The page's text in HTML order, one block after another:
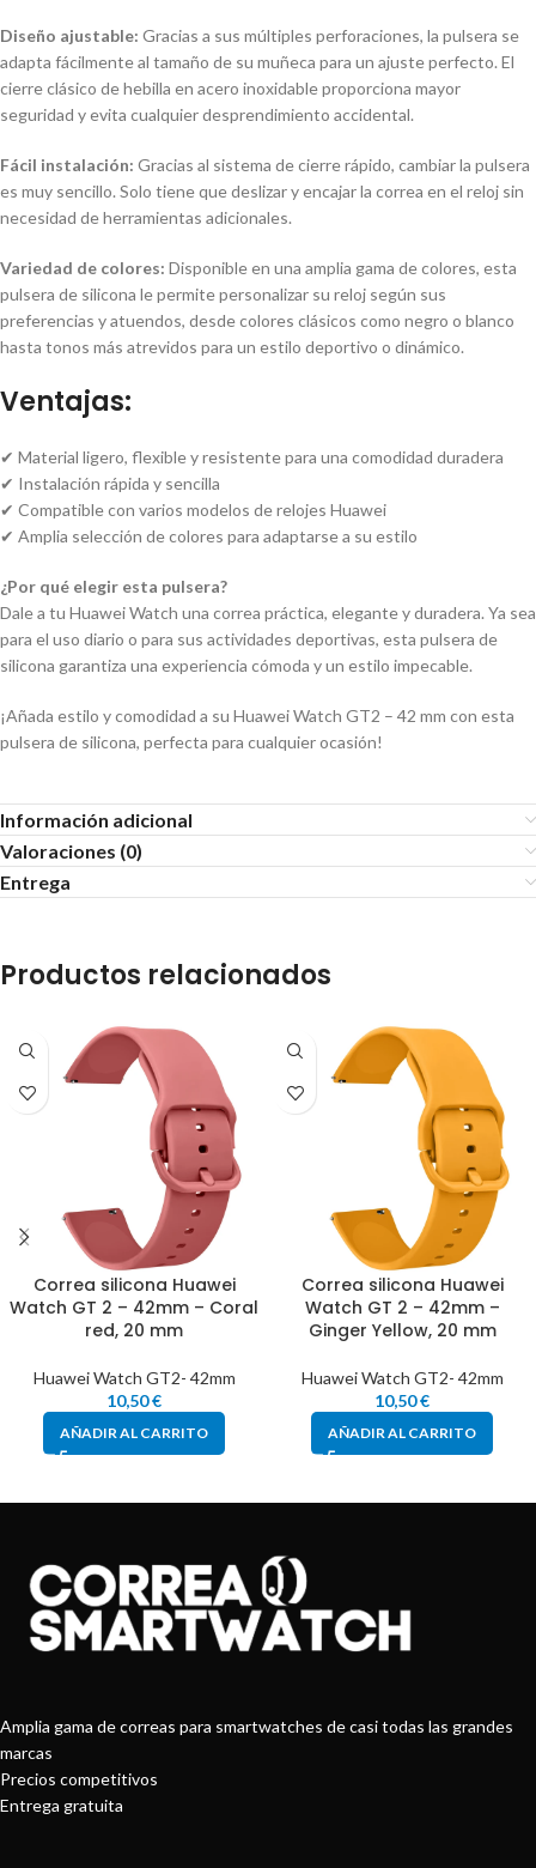
Diseño ajustable: Gracias a sus múltiples perforaciones, la pulsera se
adapta fácilmente al tamaño de su muñeca para un ajuste perfecto. El
cierre clásico de hebilla en acero inoxidable proporciona mayor
seguridad y evita cualquier desprendimiento accidental.
Fácil instalación: Gracias al sistema de cierre rápido, cambiar la pulsera
es muy sencillo. Solo tiene que deslizar y encajar la correa en el reloj sin
necesidad de herramientas adicionales.
Variedad de colores: Disponible en una amplia gama de colores, esta
pulsera de silicona le permite personalizar su reloj según sus
preferencias y atuendos, desde colores clásicos como negro o blanco
hasta tonos más atrevidos para un estilo deportivo o dinámico.
Ventajas:
✔ Material ligero, flexible y resistente para una comodidad duradera
✔ Instalación rápida y sencilla
✔ Compatible con varios modelos de relojes Huawei
✔ Amplia selección de colores para adaptarse a su estilo
¿Por qué elegir esta pulsera?
Dale a tu Huawei Watch una correa práctica, elegante y duradera. Ya sea
para el uso diario o para sus actividades deportivas, esta pulsera de
silicona garantiza una experiencia cómoda y un estilo impecable.
¡Añada estilo y comodidad a su Huawei Watch GT2 – 42 mm con esta
pulsera de silicona, perfecta para cualquier ocasión!
Información adicional
Valoraciones (0)
Entrega
Productos relacionados
Correa silicona Huawei
Watch GT 2 – 42mm – Coral
red, 20 mm
Huawei Watch GT2- 42mm
10,50€
AÑADIR AL CARRITO
Correa silicona Huawei
Watch GT 2 – 42mm –
Ginger Yellow, 20 mm
Huawei Watch GT2- 42mm
10,50€
AÑADIR AL CARRITO
Amplia gama de correas para smartwatches de casi todas las grandes
marcas
Precios competitivos
Entrega gratuita